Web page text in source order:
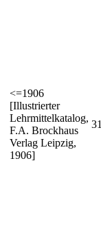
<=1906
[Illustrierter
Lehrmittelkatalog,
F.A. Brockhaus
Verlag Leipzig,
1906]
31